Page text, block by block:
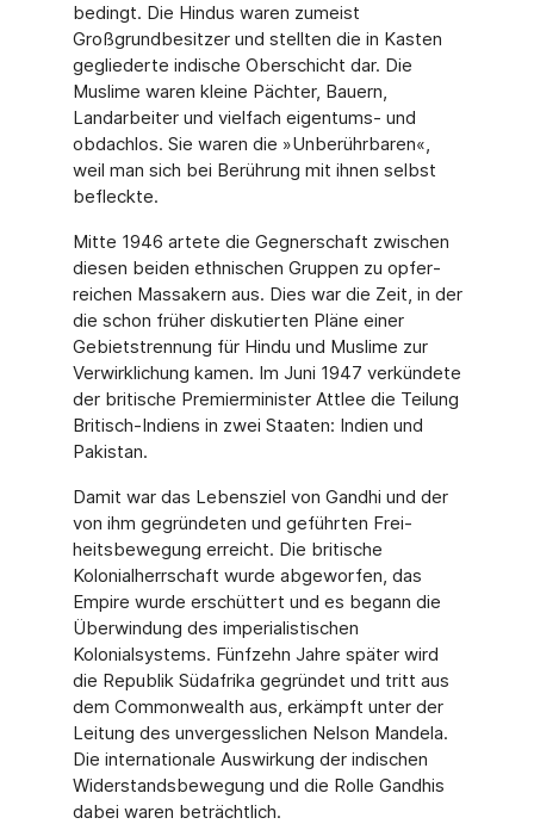
be­dingt. Die Hindus waren zumeist
Großgrundbesitzer und stellten die in Kasten
gegliederte indische Oberschicht dar. Die
Muslime waren kleine Pächter, Bauern,
Landarbeiter und vielfach eigentums- und
obdachlos. Sie waren die »Unberührbaren«,
weil man sich bei Be­rührung mit ihnen selbst
befleckte.
Mitte 1946 artete die Gegnerschaft zwischen
diesen beiden ethnischen Gruppen zu opfer­
reichen Massakern aus. Dies war die Zeit, in der
die schon früher diskutierten Pläne einer
Gebietstrennung für Hindu und Muslime zur
Verwirklichung kamen. Im Juni 1947 verkün­dete
der britische Premierminister Attlee die Teilung
Britisch-Indiens in zwei Staaten: Indi­en und
Pakistan.
Damit war das Lebensziel von Gandhi und der
von ihm gegründeten und geführten Frei­
heitsbewegung erreicht. Die britische
Kolonialherrschaft wurde abgeworfen, das
Empire wurde erschüttert und es begann die
Überwindung des imperialistischen
Kolonialsystems. Fünfzehn Jahre später wird
die Republik Südafrika gegründet und tritt aus
dem Common­wealth aus, erkämpft unter der
Leitung des unvergesslichen Nelson Mandela.
Die interna­tionale Auswirkung der indischen
Widerstandsbewegung und die Rolle Gandhis
dabei wa­ren beträchtlich.